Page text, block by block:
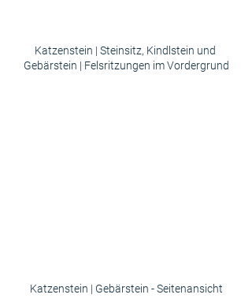
Katzenstein | Steinsitz, Kindlstein und
Gebärstein | Felsritzungen im Vordergrund
Katzenstein | Gebärstein - Seitenansicht